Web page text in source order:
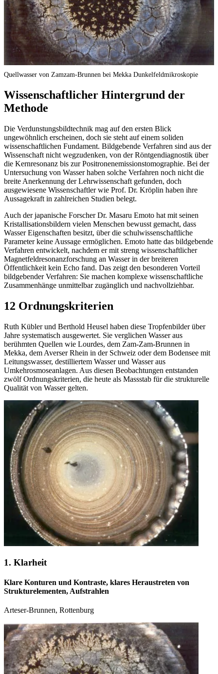
Quellwasser von Zamzam-Brunnen bei Mekka Dunkelfeldmikroskopie
Wissenschaftlicher Hintergrund der
Methode
Die Verdunstungsbildtechnik mag auf den ersten Blick
ungewöhnlich erscheinen, doch sie steht auf einem soliden
wissenschaftlichen Fundament. Bildgebende Verfahren sind aus der
Wissenschaft nicht wegzudenken, von der Röntgendiagnostik über
die Kernresonanz bis zur Positronenemissionstomographie. Bei der
Untersuchung von Wasser haben solche Verfahren noch nicht die
breite Anerkennung der Lehrwissenschaft gefunden, doch
ausgewiesene Wissenschaftler wie Prof. Dr. Kröplin haben ihre
Aussagekraft in zahlreichen Studien belegt.
Auch der japanische Forscher Dr. Masaru Emoto hat mit seinen
Kristallisationsbildern vielen Menschen bewusst gemacht, dass
Wasser Eigenschaften besitzt, über die schulwissenschaftliche
Parameter keine Aussage ermöglichen. Emoto hatte das bildgebende
Verfahren entwickelt, nachdem er mit streng wissenschaftlicher
Magnetfeldresonanzforschung an Wasser in der breiteren
Öffentlichkeit kein Echo fand. Das zeigt den besonderen Vorteil
bildgebender Verfahren: Sie machen komplexe wissenschaftliche
Zusammenhänge unmittelbar zugänglich und nachvollziehbar.
12 Ordnungskriterien
Ruth Kübler und Berthold Heusel haben diese Tropfenbilder über
Jahre systematisch ausgewertet. Sie verglichen Wasser aus
berühmten Quellen wie Lourdes, dem Zam-Zam-Brunnen in
Mekka, dem Averser Rhein in der Schweiz oder dem Bodensee mit
Leitungswasser, destilliertem Wasser und Wasser aus
Umkehrosmoseanlagen. Aus diesen Beobachtungen entstanden
zwölf Ordnungskriterien, die heute als Massstab für die strukturelle
Qualität von Wasser gelten.
1. Klarheit
Klare Konturen und Kontraste, klares Heraustreten von
Strukturelementen, Aufstrahlen
Arteser-Brunnen, Rottenburg